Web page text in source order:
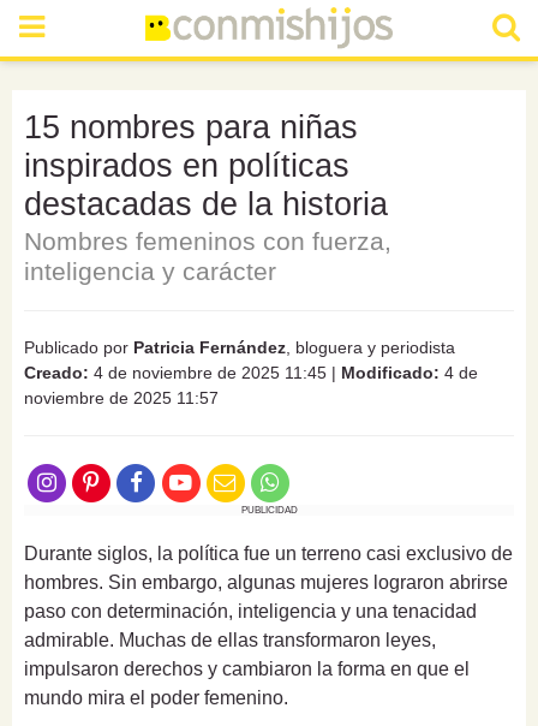
15 nombres para niñas
inspirados en políticas
destacadas de la historia
Nombres femeninos con fuerza,
inteligencia y carácter
Publicado por Patricia Fernández , bloguera y periodista
Creado: 4 de noviembre de 2025 11:45 | Modificado: 4 de
noviembre de 2025 11:57
PUBLICIDAD
Durante siglos, la política fue un terreno casi exclusivo de
hombres. Sin embargo, algunas mujeres lograron abrirse
paso con determinación, inteligencia y una tenacidad
admirable. Muchas de ellas transformaron leyes,
impulsaron derechos y cambiaron la forma en que el
mundo mira el poder femenino.